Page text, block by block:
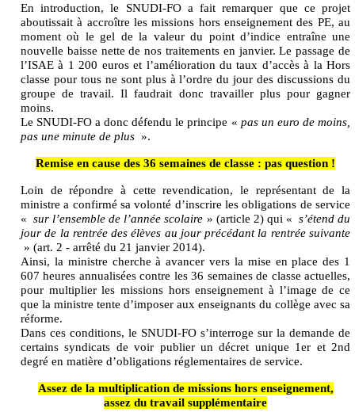
En introduction, le SNUDI-FO a fait remarquer que ce projet
aboutissait à accroître les missions hors enseignement des PE, au
moment où le gel de la valeur du point d’indice entraîne une
nouvelle baisse nette de nos traitements en janvier. Le passage de
l’ISAE à 1 200 euros et l’amélioration du taux d’accès à la Hors
classe pour tous ne sont plus à l’ordre du jour des discussions du
groupe de travail. Il faudrait donc travailler plus pour gagner
moins.
Le SNUDI-FO a donc défendu le principe « pas un euro de moins,
pas une minute de plus ».
Remise en cause des 36 semaines de classe : pas question !
Loin de répondre à cette revendication, le représentant de la
ministre a confirmé sa volonté d’inscrire les obligations de service
« sur l’ensemble de l’année scolaire » (article 2) qui « s’étend du
jour de la rentrée des élèves au jour précédant la rentrée suivante
» (art. 2 - arrêté du 21 janvier 2014).
Ainsi, la ministre cherche à avancer vers la mise en place des 1
607 heures annualisées contre les 36 semaines de classe actuelles,
pour multiplier les missions hors enseignement à l’image de ce
que la ministre tente d’imposer aux enseignants du collège avec sa
réforme.
Dans ces conditions, le SNUDI-FO s’interroge sur la demande de
certains syndicats de voir publier un décret unique 1er et 2nd
degré en matière d’obligations réglementaires de service.
Assez de la multiplication de missions hors enseignement,
assez du travail supplémentaire